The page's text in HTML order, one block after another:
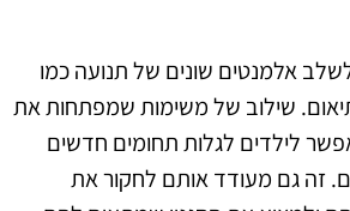
לשלב אלמנטים שונים של תנועה כמו
שילוב של משימות שמפתחות את
לילדים לגלות תחומים חדשים
זה גם מעודד אותם לחקור את